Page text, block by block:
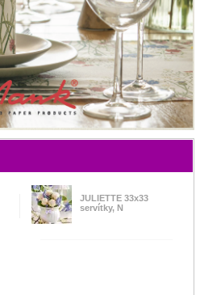
JULIETTE 33x33
servítky, N